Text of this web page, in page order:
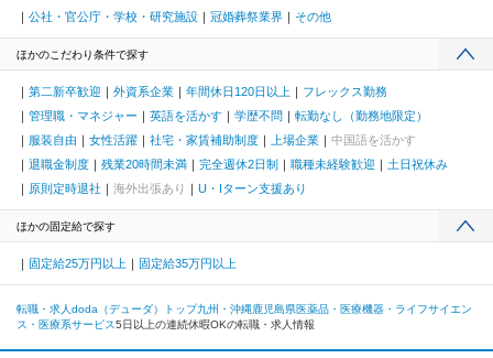
公社・官公庁・学校・研究施設
冠婚葬祭業界 その他
ほかのこだわり条件で探す
第二新卒歓迎 外資系企業 年間休日120日以上
フレックス勤務
管理職・マネジャー
英語を活かす 学歴不問
転勤なし（勤務地限定）
服装自由
女性活躍 社宅・家賃補助制度 上場企業
中国語を活かす
退職金制度
残業20時間未満 完全週休2日制 職種未経験歓迎
土日祝休み
原則定時退社
海外出張あり U・Iターン支援あり
ほかの固定給で探す
固定給25万円以上 固定給35万円以上
転職・求人doda（デューダ）トップ九州・沖縄鹿児島県医薬品・医療機器・ライフサイエン
ス・医療系サービス5日以上の連続休暇OKの転職・求人情報